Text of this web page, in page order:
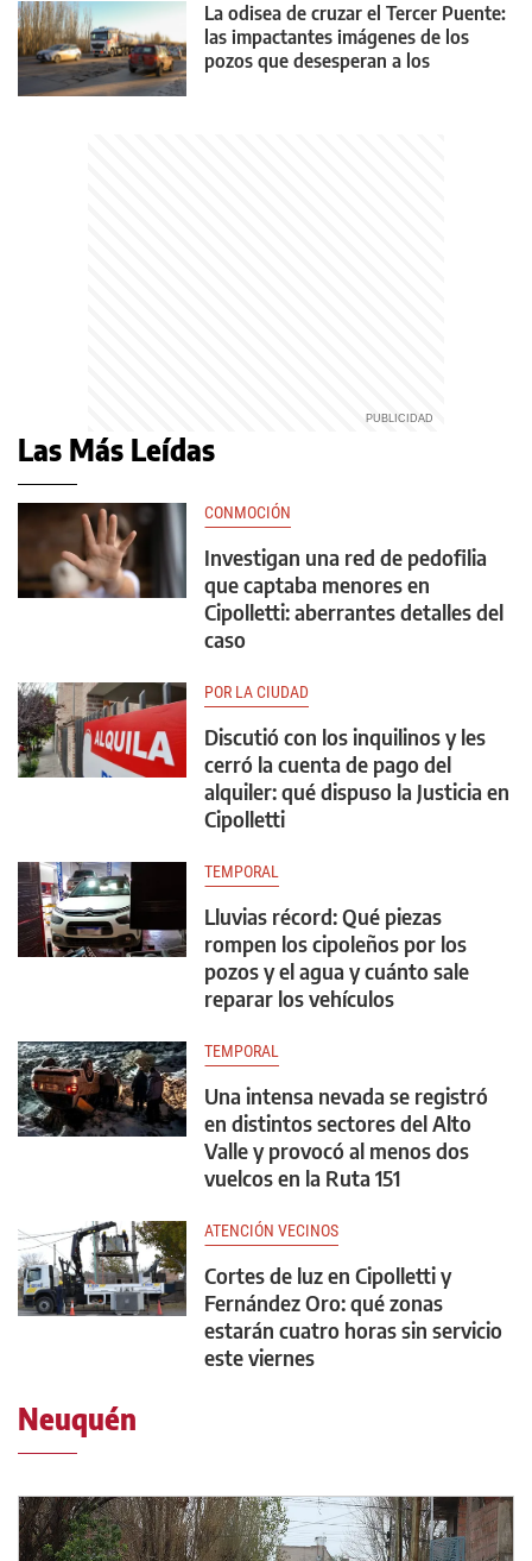
La odisea de cruzar el Tercer Puente:
las impactantes imágenes de los
pozos que desesperan a los
Las Más Leídas
CONMOCIÓN
Investigan una red de pedofilia
que captaba menores en
Cipolletti: aberrantes detalles del
caso
POR LA CIUDAD
Discutió con los inquilinos y les
cerró la cuenta de pago del
alquiler: qué dispuso la Justicia en
Cipolletti
TEMPORAL
Lluvias récord: Qué piezas
rompen los cipoleños por los
pozos y el agua y cuánto sale
reparar los vehículos
TEMPORAL
Una intensa nevada se registró
en distintos sectores del Alto
Valle y provocó al menos dos
vuelcos en la Ruta 151
ATENCIÓN VECINOS
Cortes de luz en Cipolletti y
Fernández Oro: qué zonas
estarán cuatro horas sin servicio
este viernes
Neuquén